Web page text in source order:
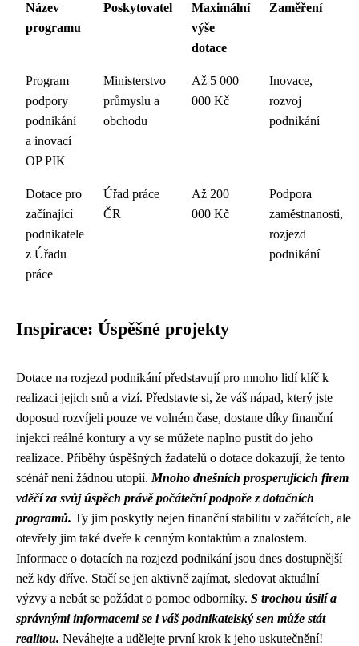
Název
programu
Poskytovatel
Maximální
výše
dotace
Zaměření
Program
podpory
podnikání
a inovací
OP PIK
Ministerstvo
průmyslu a
obchodu
Až 5 000
000 Kč
Inovace,
rozvoj
podnikání
Dotace pro
začínající
podnikatele
z Úřadu
práce
Úřad práce
ČR
Až 200
000 Kč
Podpora
zaměstnanosti,
rozjezd
podnikání
Inspirace: Úspěšné projekty
Dotace na rozjezd podnikání představují pro mnoho lidí klíč k
realizaci jejich snů a vizí. Představte si, že váš nápad, který jste
doposud rozvíjeli pouze ve volném čase, dostane díky finanční
injekci reálné kontury a vy se můžete naplno pustit do jeho
realizace. Příběhy úspěšných žadatelů o dotace dokazují, že tento
scénář není žádnou utopií. Mnoho dnešních prosperujících firem
vděčí za svůj úspěch právě počáteční podpoře z dotačních
programů. Ty jim poskytly nejen finanční stabilitu v začátcích, ale
otevřely jim také dveře k cenným kontaktům a znalostem.
Informace o dotacích na rozjezd podnikání jsou dnes dostupnější
než kdy dříve. Stačí se jen aktivně zajímat, sledovat aktuální
výzvy a nebát se požádat o pomoc odborníky. S trochou úsilí a
správnými informacemi se i váš podnikatelský sen může stát
realitou. Neváhejte a udělejte první krok k jeho uskutečnění!